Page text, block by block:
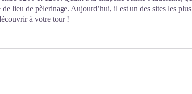
lieu de pèlerinage. Aujourd’hui, il est un des sites les plus
à votre tour !